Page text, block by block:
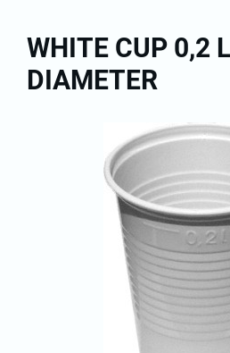
WHITE CUP 0,2
DIAMETER